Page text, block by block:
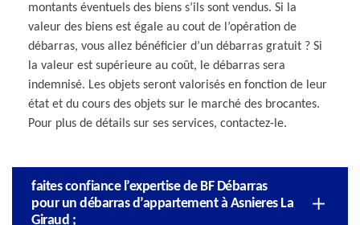
montants éventuels des biens s’ils sont vendus. Si la
valeur des biens est égale au cout de l’opération de
débarras, vous allez bénéficier d’un débarras gratuit ? Si
la valeur est supérieure au coût, le débarras sera
indemnisé. Les objets seront valorisés en fonction de leur
état et du cours des objets sur le marché des brocantes.
Pour plus de détails sur ses services, contactez-le.
faites confiance l’expertise de BF Débarras
pour un débarras d’appartement à Asnieres La
Giraud ;